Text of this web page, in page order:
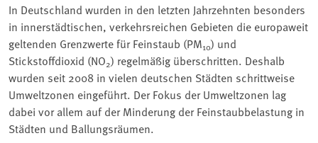
In Deutschland wurden in den letzten Jahrzehnten besonders
in innerstädtischen, verkehrsreichen Gebieten die europaweit
geltenden Grenzwerte für Feinstaub (PM10) und
Stickstoffdioxid (NO2) regelmäßig überschritten. Deshalb
wurden seit 2008 in vielen deutschen Städten schrittweise
Umweltzonen eingeführt. Der Fokus der Umweltzonen lag
dabei vor allem auf der Minderung der Feinstaubbelastung in
Städten und Ballungsräumen.